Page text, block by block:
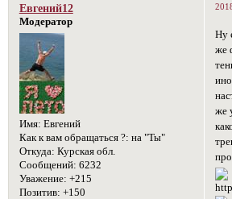
Евгений12
Модератор
Имя: Евгений
Как к вам обращаться ?: на "Ты"
Откуда: Курская обл.
Сообщений: 6232
Уважение: +215
Позитив: +150
Ну
же
же